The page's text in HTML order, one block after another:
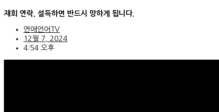
콘
텐
재회 연락, 설득하면 반드시 망하게 됩니다.
연애언어TV
12월 7, 2024
4:54 오후